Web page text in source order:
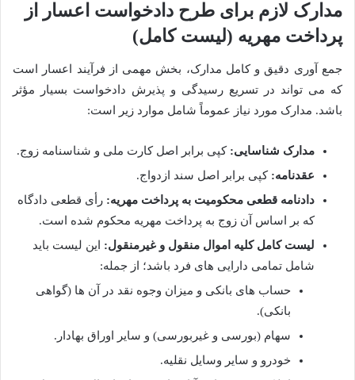
مدارک لازم برای طرح دادخواست اعسار از
پرداخت مهریه (لیست کامل)
جمع آوری دقیق و کامل مدارک، بخش مهمی از فرآیند اعسار است
که می تواند در تسریع رسیدگی و پذیرش دادخواست بسیار مؤثر
باشد. مدارک مورد نیاز عموماً شامل موارد زیر است:
مدارک شناسایی: کپی برابر اصل کارت ملی و شناسنامه زوج.
عقدنامه: کپی برابر اصل سند ازدواج.
دادنامه قطعی محکومیت به پرداخت مهریه: رأی قطعی دادگاه
که بر اساس آن زوج به پرداخت مهریه محکوم شده است.
لیست کامل کلیه اموال منقول و غیرمنقول: این لیست باید
شامل تمامی دارایی های فرد باشد؛ از جمله:
حساب های بانکی و میزان وجوه نقد در آن ها (گواهی
بانکی).
سهام (بورسی و غیربورسی) و سایر اوراق بهادار.
خودرو و سایر وسایل نقلیه.